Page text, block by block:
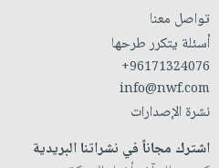
تواصل معنا
أسئلة يتكرر طرحها
+96171324076
info@nwf.com
نشرة الإصدارات
اشترك مجاناً في نشراتنا البريدية